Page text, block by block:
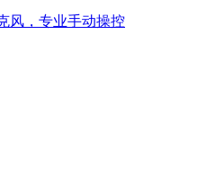
风，专业手动操控